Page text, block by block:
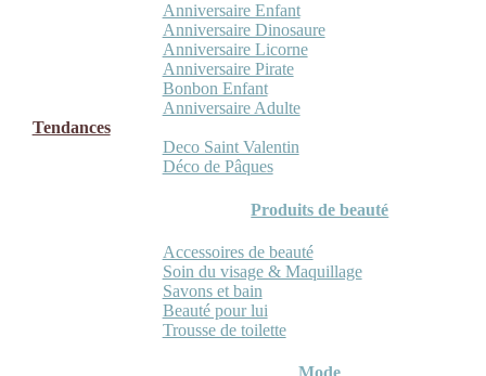
Anniversaire Enfant
Anniversaire Dinosaure
Anniversaire Licorne
Anniversaire Pirate
Bonbon Enfant
Anniversaire Adulte
Tendances
Deco Saint Valentin
Déco de Pâques
Produits de beauté
Accessoires de beauté
Soin du visage & Maquillage
Savons et bain
Beauté pour lui
Trousse de toilette